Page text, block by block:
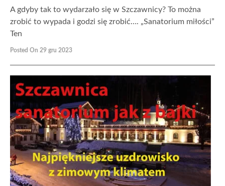
A gdyby tak to wydarzało się w Szczawnicy? To można
zrobić to wypada i godzi się zrobić…. „Sanatorium miłości”
Ten
Posted On 29 gru 2023